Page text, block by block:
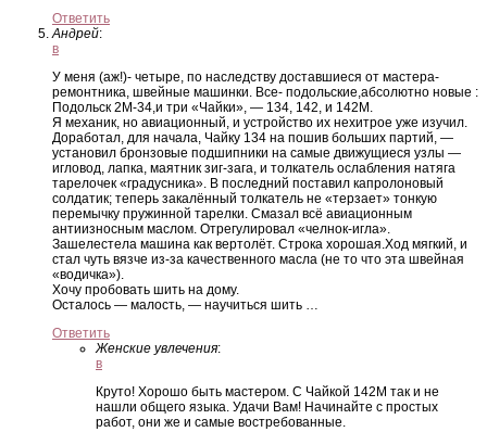
Ответить
Андрей:
в
У меня (аж!)- четыре, по наследству доставшиеся от мастера-
ремонтника, швейные машинки. Все- подольские,абсолютно новые :
Подольск 2М-34,и три «Чайки», — 134, 142, и 142М.
Я механик, но авиационный, и устройство их нехитрое уже изучил.
Доработал, для начала, Чайку 134 на пошив больших партий, —
установил бронзовые подшипники на самые движущиеся узлы —
игловод, лапка, маятник зиг-зага, и толкатель ослабления натяга
тарелочек «градусника». В последний поставил капролоновый
солдатик; теперь закалённый толкатель не «терзает» тонкую
перемычку пружинной тарелки. Смазал всё авиационным
антиизносным маслом. Отрегулировал «челнок-игла».
Зашелестела машина как вертолёт. Строка хорошая.Ход мягкий, и
стал чуть вязче из-за качественного масла (не то что эта швейная
«водичка»).
Хочу пробовать шить на дому.
Осталось — малость, — научиться шить …
Ответить
Женские увлечения:
в
Круто! Хорошо быть мастером. С Чайкой 142М так и не
нашли общего языка. Удачи Вам! Начинайте с простых
работ, они же и самые востребованные.